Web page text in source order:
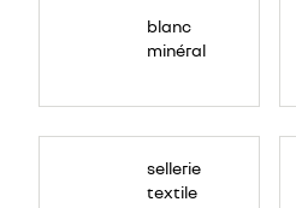
blanc
minéral
sellerie
textile